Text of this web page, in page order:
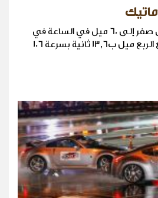
تنطلق نيسمو 370Z من صفر إلى 60 ميل في الساعة في
غضون 4,9 ثانية وتقطع الربع ميل ب13,6 ثانية بسرعة 106